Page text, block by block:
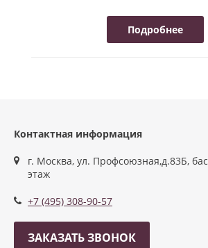
Подробнее
Контактная информация
г. Москва, ул. Профсоюзная,д.83Б,
этаж
+7 (495) 308-90-57
ЗАКАЗАТЬ ЗВОНОК